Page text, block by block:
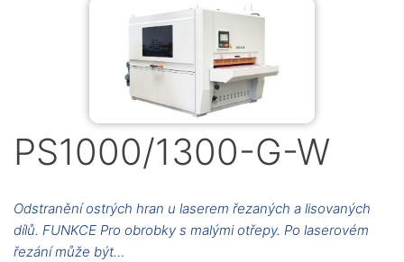
PS1000/1300-G-W
Odstranění ostrých hran u laserem řezaných a lisovaných
dílů. FUNKCE Pro obrobky s malými otřepy. Po laserovém
řezání může být…